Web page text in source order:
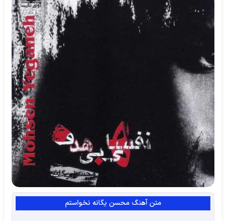
متن آهنگ محسن یگانه نخواستم